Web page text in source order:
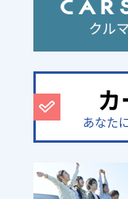
あなた